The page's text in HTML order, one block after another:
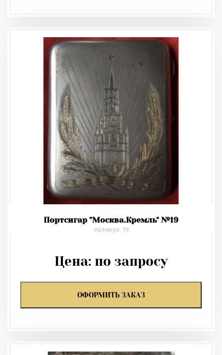
Портсигар "Москва.Кремль" №19
Артикул: 19
Цена: по запросу
ОФОРМИТЬ ЗАКАЗ